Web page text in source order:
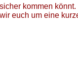
kommen könnt.
euch um eine